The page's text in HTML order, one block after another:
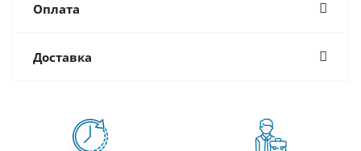
Оплата
Доставка